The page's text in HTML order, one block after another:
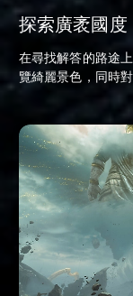
探索廣袤國度
在尋找解答的路途
覽綺麗景色，同時